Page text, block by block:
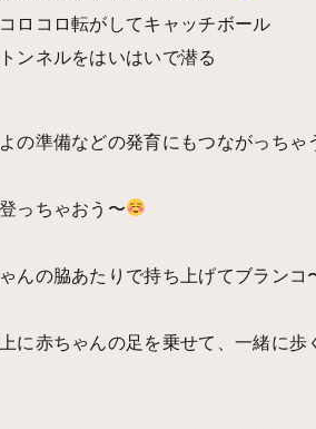
ロコロ転がしてキャッチボール
ンネルをはいはいで潜る
の準備などの発育にもつながっちゃ
っちゃおう〜
んの脇あたりで持ち上げてブランコ
に赤ちゃんの足を乗せて、一緒に歩